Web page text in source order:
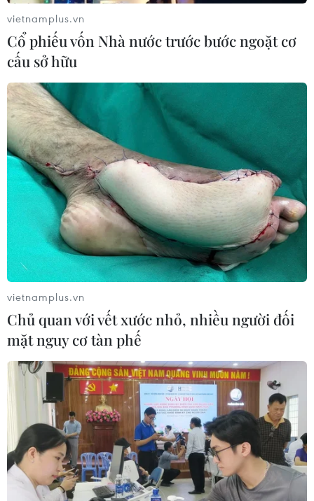
TIN CÙNG CHUYÊN MỤC
Philippines hỗ trợ các cộng đồng bị
ảnh hưởng thời tiết cực đoan
10/08/2026 10:40
vietnamplus.vn
Cổ phiếu vốn Nhà nước trước bước ngoặt cơ
cấu sở hữu
vietnamplus.vn
Chủ quan với vết xước nhỏ, nhiều người đối
mặt nguy cơ tàn phế